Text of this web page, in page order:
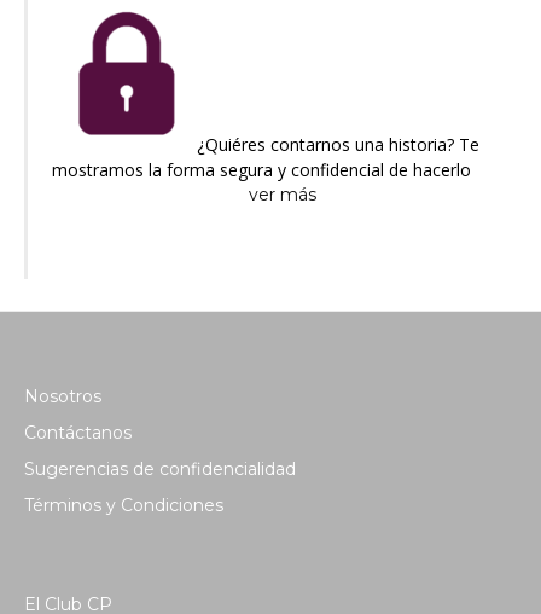
¿Quiéres contarnos una historia? Te
mostramos la forma segura y confidencial de hacerlo
ver más
Nosotros
Contáctanos
Sugerencias de confidencialidad
Términos y Condiciones
El Club CP